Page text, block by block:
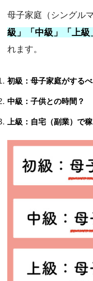
母子家庭（シングル
級」「中級」「上級
れます。
初級：母子家庭がする
中級：子供との時間？
上級：自宅（副業）で